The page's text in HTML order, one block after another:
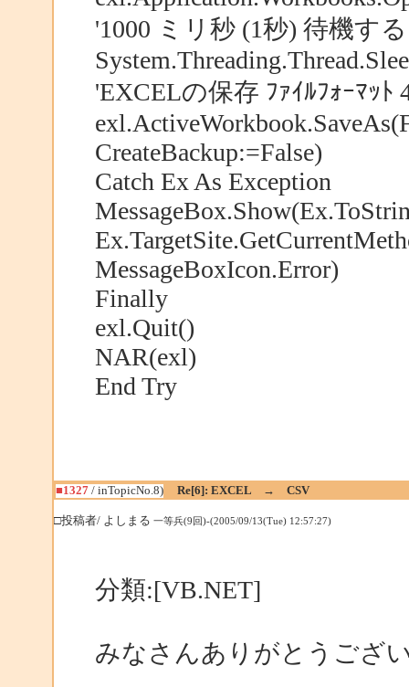
'1000 ミリ秒 (1秒) 待機する
'EXCELの保存 ﾌｧｲﾙﾌｫｰﾏｯﾄ
CreateBackup:=False)
Catch Ex As Exception
MessageBoxIcon.Error)
Finally
exl.Quit()
NAR(exl)
End Try
■1327/ inTopicNo.8) Re[6]: EXCEL → CSV
□投稿者/ よしまる 一等兵(9回)-(2005/09/13(Tue) 12:57:27)
分類:[VB.NET]
みなさんありがとうござ